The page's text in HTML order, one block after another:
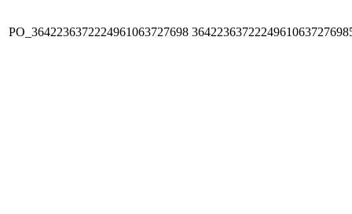
PO_3642236372224961063727698